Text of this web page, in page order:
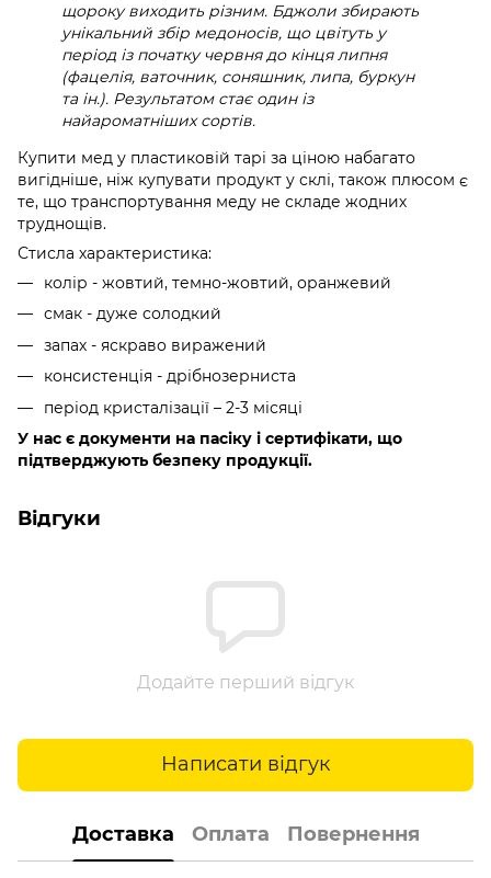
щороку виходить різним. Бджоли збирають
унікальний збір медоносів, що цвітуть у
період із початку червня до кінця липня
(фацелія, ваточник, соняшник, липа, буркун
та ін.). Результатом стає один із
найароматніших сортів.
Купити мед у пластиковій тарі за ціною набагато
вигідніше, ніж купувати продукт у склі, також плюсом є
те, що транспортування меду не складе жодних
труднощів.
Стисла характеристика:
колір - жовтий, темно-жовтий, оранжевий
смак - дуже солодкий
запах - яскраво виражений
консистенція - дрібнозерниста
період кристалізації – 2-3 місяці
У нас є документи на пасіку і сертифікати, що
підтверджують безпеку продукції.
Відгуки
Додайте перший відгук
Написати відгук
Доставка Оплата Повернення